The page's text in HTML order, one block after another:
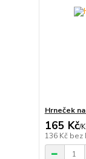
Hrneček
165 Kč/
136 Kč bez